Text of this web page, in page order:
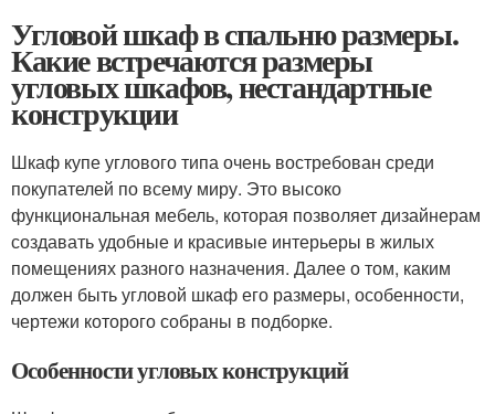
Угловой шкаф в спальню размеры.
Какие встречаются размеры
угловых шкафов, нестандартные
конструкции
Шкаф купе углового типа очень востребован среди
покупателей по всему миру. Это высоко
функциональная мебель, которая позволяет дизайнерам
создавать удобные и красивые интерьеры в жилых
помещениях разного назначения. Далее о том, каким
должен быть угловой шкаф его размеры, особенности,
чертежи которого собраны в подборке.
Особенности угловых конструкций